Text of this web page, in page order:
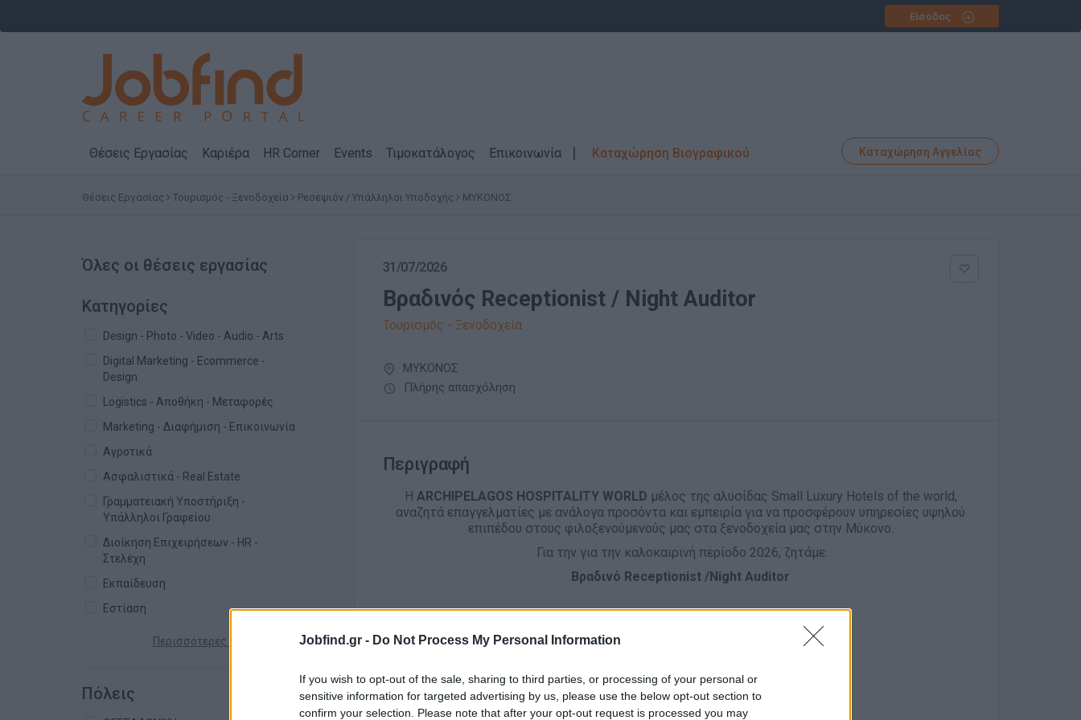
Jobfind.gr - Do Not Process My Personal Information
If you wish to opt-out of the sale, sharing to third parties, or processing of your personal or
sensitive information for targeted advertising by us, please use the below opt-out section to
confirm your selection. Please note that after your opt-out request is processed you may
Είσοδος
Θέσεις Εργασίας Καριέρα HR Corner Events Τιμοκατάλογος Επικοινωνία Καταχώρηση Βιογραφικού Καταχώρηση Αγγελίας
Θέσεις Εργασίας Τουρισμός - Ξενοδοχεία Ρεσεψιόν / Υπάλληλοι Υποδοχής ΜΥΚΟΝΟΣ
Όλες οι θέσεις εργασίας
Κατηγορίες
Design - Photo - Video - Audio - Arts
Digital Marketing - Ecommerce -
Design
Logistics - Αποθήκη - Μεταφορές
Marketing - Διαφήμιση - Επικοινωνία
Αγροτικά
Ασφαλιστικά - Real Estate
Γραμματειακή Υποστήριξη -
Υπάλληλοι Γραφείου
Διοίκηση Επιχειρήσεων - HR -
Στελέχη
Εκπαίδευση
Εστίαση
Περισσότερες κατηγορίες +
Πόλεις
31/07/2026
Βραδινός Receptionist / Night Auditor
Τουρισμός - Ξενοδοχεία
ΜΥΚΟΝΟΣ
Πλήρης απασχόληση
Περιγραφή
H ARCHIPELAGOS HOSPITALITY WORLD μέλος της αλυσίδας Small Luxury Hotels of the world,
αναζητά επαγγελματίες με ανάλογα προσόντα και εμπειρία για να προσφέρουν υπηρεσίες υψηλού
επιπέδου στους φιλοξενούμενούς μας στα ξενοδοχεία μας στην Μύκονο.
Για την για την καλοκαιρινή περίοδο 2026, ζητάμε:
Βραδινό Receptionist /Night Auditor
Οι υποψήφιοι πρέπει να διαθέτουν:
Άριστη γνώση Αγγλικών
Εμπειρία τουλάχιστον 2-3 χρόνια σε ανάλογη θέση σε ξενοδοχείο